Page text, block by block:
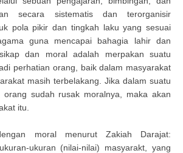
secara sistematis dan terorganisir
pola pikir dan tingkah laku yang sesuai
guna mencapai bahagia lahir dan
dan moral adalah merpakan suatu
perhatian orang, baik dalam masyarakat
masih terbelakang. Jika dalam suatu
orang sudah rusak moralnya, maka akan
itu.
moral menurut Zakiah Darajat:
ukuran (nilai-nilai) masyarakt, yang